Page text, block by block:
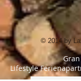
© 2014 by
Gran
Lifestyle